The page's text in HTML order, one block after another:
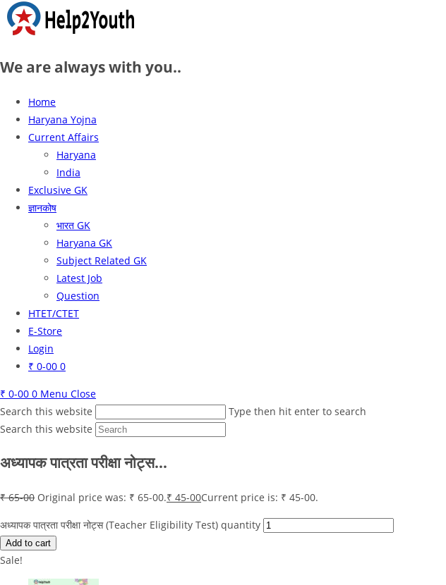
We are always with you..
Home
Haryana Yojna
Current Affairs
Haryana
India
Exclusive GK
ज्ञानकोष
भारत GK
Haryana GK
Subject Related GK
Latest Job
Question
HTET/CTET
E-Store
Login
₹ 0-00 0
₹ 0-00 0 Menu Close
Search this website
Type then hit enter to search
Search this website
अध्यापक पात्रता परीक्षा नोट्स…
₹65-00 Original price was: ₹ 65-00.₹ 45-00Current price is: ₹ 45-00.
अध्यापक पात्रता परीक्षा नोट्स (Teacher Eligibility Test) quantity
Add to cart
Sale!